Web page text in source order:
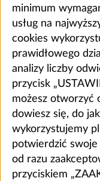
minimum
usług na
cookies
prawidłowego
analizy liczby
przycisk
możesz otworzyć
dowiesz się, do
wykorzystujemy
potwierdzić
od razu
przyciskiem